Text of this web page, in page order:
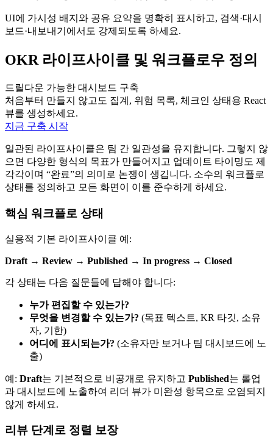
UI에 가시성 배지와 공유 요약을 명확히 표시하고, 검색·대시
보드·내보내기에서도 강제되도록 하세요.
OKR 라이프사이클 및 워크플로우 정의
드릴다운 가능한 대시보드 구축
처음부터 만들지 않고도 집계, 위험 목록, 체크인 상태용 React
뷰를 생성하세요.
지금 구축 시작
일관된 라이프사이클은 팀 간 일관성을 유지합니다. 그렇지 않
으면 다양한 형식의 목표가 만들어지고 업데이트 타이밍도 제
각각이며 “완료”의 의미로 논쟁이 생깁니다. 소수의 워크플로
상태를 정의하고 모든 화면이 이를 준수하게 하세요.
핵심 워크플로 상태
실용적 기본 라이프사이클 예:
Draft → Review → Published → In progress → Closed
각 상태는 다음 질문들에 답해야 합니다:
누가 편집할 수 있는가?
무엇을 변경할 수 있는가? (목표 텍스트, KR 타깃, 소유
자, 기한)
어디에 표시되는가? (소유자만 보거나 팀 대시보드에 노
출)
예: Draft는 기본적으로 비공개로 유지하고 Published는 롤업
과 대시보드에 노출하여 리더 뷰가 미완성 항목으로 오염되지
않게 하세요.
리뷰 단계로 정렬 보장